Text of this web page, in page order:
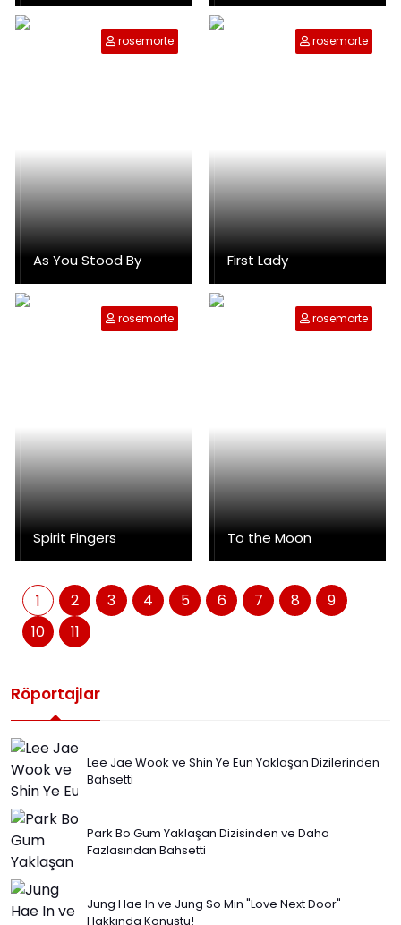
As You Stood By
rosemorte
First Lady
rosemorte
Spirit Fingers
rosemorte
To the Moon
rosemorte
1 2 3 4 5 6 7 8
9
10
11
Röportajlar
Lee Jae Wook ve Shin Ye Eun Yaklaşan Dizilerinden
Bahsetti
Park Bo Gum Yaklaşan Dizisinden ve Daha
Fazlasından Bahsetti
Jung Hae In ve Jung So Min "Love Next Door"
Hakkında Konuştu!